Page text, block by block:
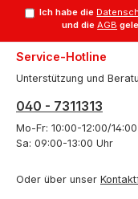
Ich habe die
und dieAGB
Service-Hotline
Unterstützung und
040 - 7311313
Mo-Fr: 10:00-12:00/
Sa: 09:00-13:00 Uhr
Oder über unser